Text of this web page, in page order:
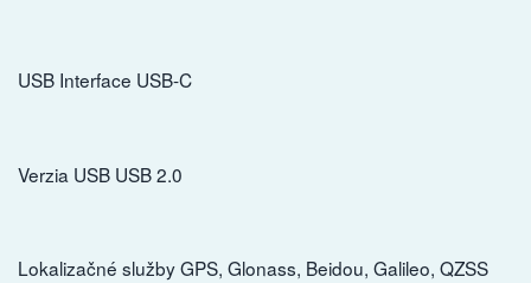
USB Interface USB-C
Verzia USB USB 2.0
Lokalizačné služby GPS, Glonass, Beidou, Galileo, QZSS